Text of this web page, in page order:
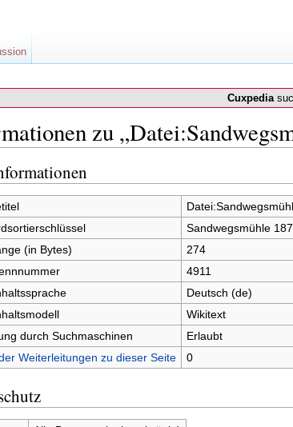
Cuxpedia
zu
Sandwegsmühle
(in Bytes)
274
4911
Deutsch (de)
Wikitext
durch Suchmaschinen
Erlaubt
Weiterleitungen zu dieser Seite
0